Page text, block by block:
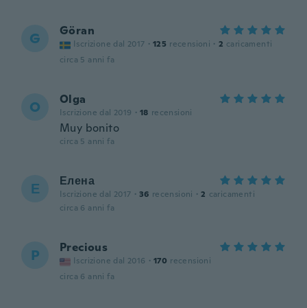
G Göran
Iscrizione dal 2017 · 125 recensioni · 2 caricamenti
circa 5 anni fa
O Olga
Iscrizione dal 2019 · 18 recensioni
Muy bonito
circa 5 anni fa
Е Елена
Iscrizione dal 2017 · 36 recensioni · 2 caricamenti
circa 6 anni fa
P Precious
Iscrizione dal 2016 · 170 recensioni
circa 6 anni fa